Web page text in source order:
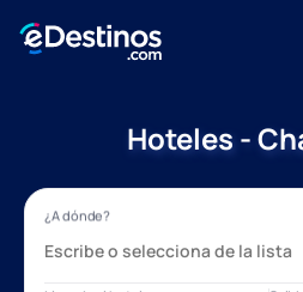
Hoteles -